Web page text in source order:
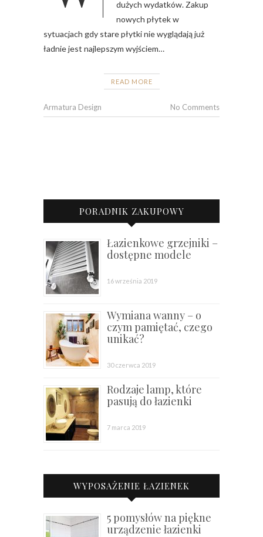
dużych wydatków. Zakup
nowych płytek w
sytuacjach gdy stare płytki nie wyglądają już
ładnie jest najlepszym wyjściem…
READ MORE
Armatura Design No Comments
PORADNIK ZAKUPOWY
Łazienkowe grzejniki –
dostępne modele
16 września 2019
Wymiana wanny – o
czym pamiętać, czego
unikać?
30 czerwca 2019
Rodzaje lamp, które
pasują do łazienki
7 marca 2019
WYPOSAŻENIE ŁAZIENEK
5 pomysłów na piękne
urządzenie łazienki